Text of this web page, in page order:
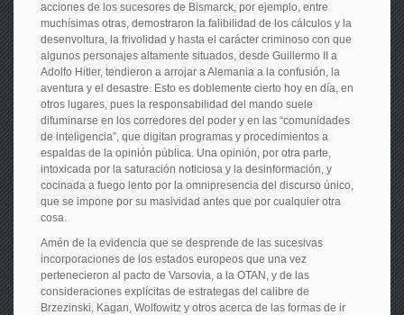
acciones de los sucesores de Bismarck, por ejemplo, entre
muchísimas otras, demostraron la falibilidad de los cálculos y la
desenvoltura, la frivolidad y hasta el carácter criminoso con que
algunos personajes altamente situados, desde Guillermo II a
Adolfo Hitler, tendieron a arrojar a Alemania a la confusión, la
aventura y el desastre. Esto es doblemente cierto hoy en día, en
otros lugares, pues la responsabilidad del mando suele
difuminarse en los corredores del poder y en las “comunidades
de inteligencia”, que digitan programas y procedimientos a
espaldas de la opinión pública. Una opinión, por otra parte,
intoxicada por la saturación noticiosa y la desinformación, y
cocinada a fuego lento por la omnipresencia del discurso único,
que se impone por su masividad antes que por cualquier otra
cosa.
Amén de la evidencia que se desprende de las sucesivas
incorporaciones de los estados europeos que una vez
pertenecieron al pacto de Varsovia, a la OTAN, y de las
consideraciones explícitas de estrategas del calibre de
Brzezinski, Kagan, Wolfowitz y otros acerca de las formas de ir